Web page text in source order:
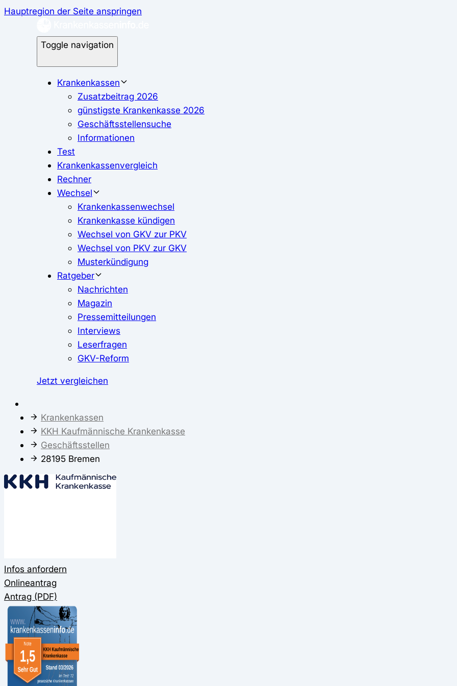
Hauptregion der Seite anspringen
Toggle navigation
Krankenkassen
Zusatzbeitrag 2026
günstigste Krankenkasse 2026
Geschäftsstellensuche
Informationen
Test
Krankenkassenvergleich
Rechner
Wechsel
Krankenkassenwechsel
Krankenkasse kündigen
Wechsel von GKV zur PKV
Wechsel von PKV zur GKV
Musterkündigung
Ratgeber
Nachrichten
Magazin
Pressemitteilungen
Interviews
Leserfragen
GKV-Reform
Jetzt vergleichen
Krankenkassen
KKH Kaufmännische Krankenkasse
Geschäftsstellen
28195 Bremen
Infos anfordern
Onlineantrag
Antrag (PDF)